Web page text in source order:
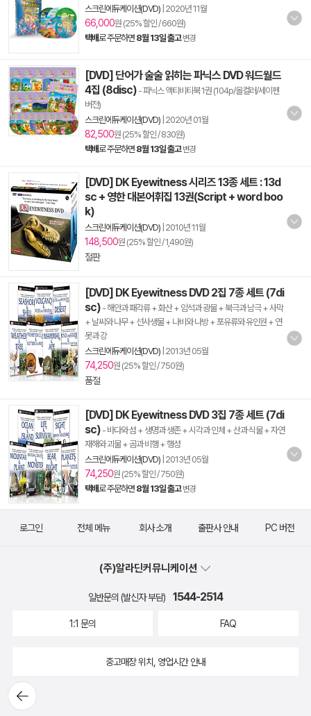
스크린에듀케이션(DVD) 2020년 11월
66,000원 (25% 할인 / 660원)
택배로 주문하면 8월 13일 출고 변경
[DVD] 단어가 술술 읽히는 파닉스 DVD 워드월드
4집 (8disc) - 파닉스 액티비티북 1권 (104p/올컬러/세이펜
버전)
스크린에듀케이션(DVD) 2020년 01월
82,500원 (25% 할인 / 830원)
택배로 주문하면 8월 13일 출고 변경
[DVD] DK Eyewitness 시리즈 13종 세트 : 13d
sc + 영한 대본어휘집 13권(Script + word boo
k)
스크린에듀케이션(DVD) 2010년 11월
148,500원 (25% 할인 / 1,490원)
절판
[DVD] DK Eyewitness DVD 2집 7종 세트 (7di
sc) - 해안과 패각류 + 화산 + 암석과 광물 + 북극과 남극 + 사막
+ 날씨와 나무 + 선사생물 + 나비와 나방 + 포유류와 유인원 + 연
못과 강
스크린에듀케이션(DVD) 2013년 05월
74,250원 (25% 할인 / 750원)
품절
[DVD] DK Eyewitness DVD 3집 7종 세트 (7di
sc) - 바다와 섬 + 생명과 생존 + 시각과 인체 + 산과 식물 + 자연
재해와 괴물 + 곰과 비행 + 행성
스크린에듀케이션(DVD) 2013년 05월
74,250원 (25% 할인 / 750원)
택배로 주문하면 8월 13일 출고 변경
뒤로가
기
로그인 전체 메뉴 회사 소개 출판사 안내 PC 버전
(주)알라딘커뮤니케이션
일반문의 (발신자 부담) 1544-2514
1:1 문의 FAQ
중고매장 위치, 영업시간 안내